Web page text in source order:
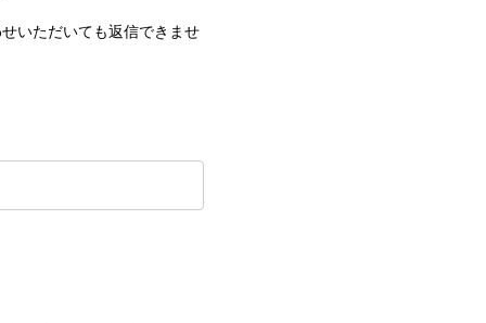
いただいても返信できませ